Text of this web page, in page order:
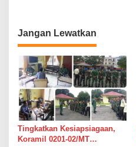
a
s
i
p
o
s
Jangan Lewatkan
Tingkatkan Kesiapsiagaan,
Koramil 0201-02/MT